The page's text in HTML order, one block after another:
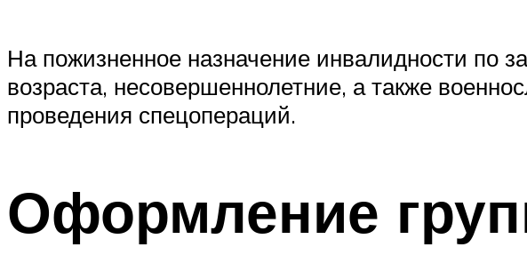
На пожизненное назначение инвалидности по
возраста, несовершеннолетние, а также
проведения спецопераций.
Оформление